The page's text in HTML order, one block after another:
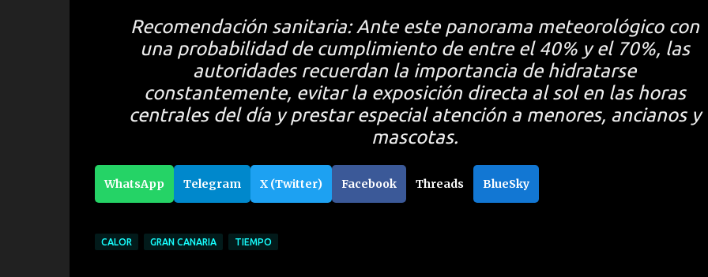
Recomendación sanitaria:Ante este panorama meteorológico con
una probabilidad de cumplimiento de entre el 40% y el 70%, las
autoridades recuerdan la importancia de hidratarse
constantemente, evitar la exposición directa al sol en las horas
centrales del día y prestar especial atención a menores, ancianos y
mascotas.
WhatsApp Telegram X (Twitter) Facebook Threads BlueSky
CALOR GRAN CANARIA TIEMPO